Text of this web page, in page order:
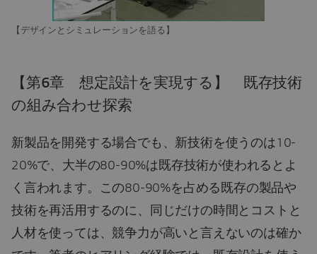
【デザインとシミュレーションを語る】
【第6章 想定設計を実現する】 既存技術
の組み合わせ探索
新製品を開発する場合でも、新技術を使うのは10-
20%で、大半の80-90%は既存技術が使われるとよ
く言われます。この80-90%を占める既存の製品や
技術を再活用するのに、同じだけの時間とコストと
人材を使っては、競争力が高いと言えないのは確か